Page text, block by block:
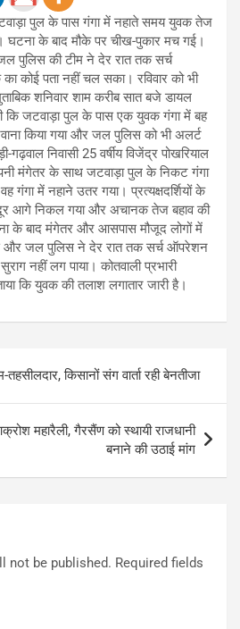
जटवाड़ा पुल के पास गंगा में नहाते समय युवक तेज
घटना के बाद मौके पर चीख-पुकार मच गई।
पुलिस की टीम ने देर रात तक सर्च
कोई पता नहीं चल सका। रविवार को भी
शनिवार शाम करीब सात बजे डायल
कि जटवाड़ा पुल के पास एक युवक गंगा में बह
किया गया और जल पुलिस को भी अलर्ट
गढ़वाल निवासी 25 वर्षीय विजेंद्र पोखरियाल
मंगेतर के साथ जटवाड़ा पुल के निकट गंगा
गंगा में नहाने उतर गया। प्रत्यक्षदर्शियों के
आगे निकल गया और अचानक तेज बहाव की
के बाद मंगेतर और आसपास मौजूद लोगों में
और जल पुलिस ने देर रात तक सर्च ऑपरेशन
नहीं लग पाया। कोतवाली प्रभारी
कि युवक की तलाश लगातार जारी है।
किसानों संग वार्ता रही बेनतीजा
महारैली, गैरसैंण को स्थायी राजधानी
बनाने की उठाई मांग
not be published. Required fields